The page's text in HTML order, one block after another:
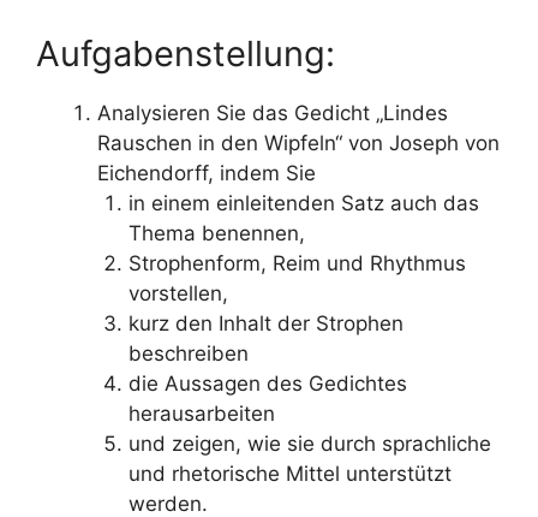
Aufgabenstellung:
Analysieren Sie das Gedicht „Lindes
Rauschen in den Wipfeln“ von Joseph von
Eichendorff, indem Sie
in einem einleitenden Satz auch das
Thema benennen,
Strophenform, Reim und Rhythmus
vorstellen,
kurz den Inhalt der Strophen
beschreiben
die Aussagen des Gedichtes
herausarbeiten
und zeigen, wie sie durch sprachliche
und rhetorische Mittel unterstützt
werden.